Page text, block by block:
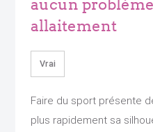
aucun
allaitement
Vrai
Faire du sport présente
plus rapidement sa